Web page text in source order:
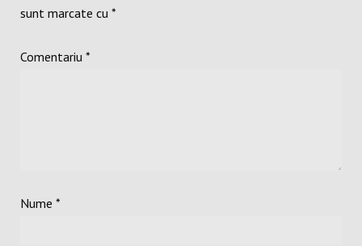
sunt marcate cu *
Comentariu *
Nume *